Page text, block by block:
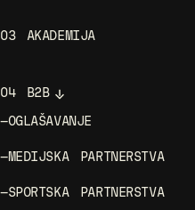
03 AKADEMIJA
04 B2B
—OGLAŠAVANJE
—MEDIJSKA PARTNERSTVA
—SPORTSKA PARTNERSTVA